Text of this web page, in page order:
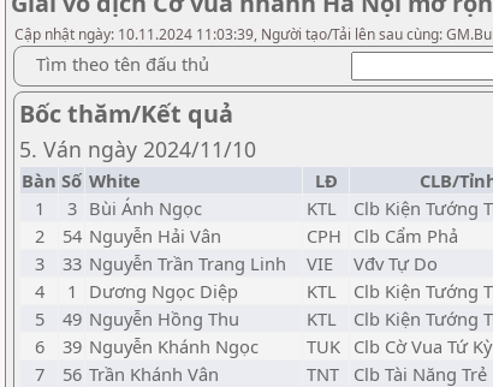
Cập nhật ngày: 10.11.2024 11:03:39, Người tạo/Tải lên sau cùng:
Tìm theo tên đấu thủ
Bốc thăm/Kết quả
5. Ván ngày 2024/11/10
Bàn Số White LĐ CLB/
1
3 Bùi Ánh Ngọc KTL Clb Kiện Tướng
2
54 Nguyễn Hải Vân CPH Clb Cẩm Phả
3
33 Nguyễn Trần Trang Linh VIE Vđv Tự Do
4
1 Dương Ngọc Diệp KTL Clb Kiện Tướng
5
49 Nguyễn Hồng Thu KTL Clb Kiện Tướng
6
39 Nguyễn Khánh Ngọc TUK Clb Cờ Vua Tứ Kỳ
7
56 Trần Khánh Vân TNT Clb Tài Năng Trẻ